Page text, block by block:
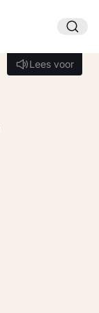
Lees voor
Lees voor